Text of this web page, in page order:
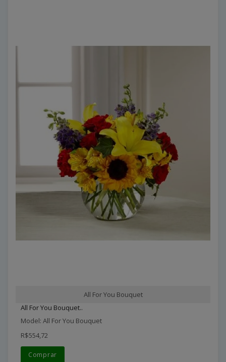
All For You Bouquet
All For You Bouquet..
Model: All For You Bouquet
R$554,72
Comprar